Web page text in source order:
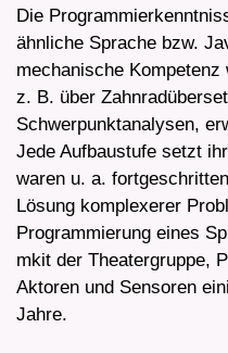
Die
ähnliche Sprache bzw.
mechanische
z. B. über
Schwerpunktanalysen,
Jede Aufbaustufe setzt
waren u. a.
Lösung komplexerer
Programmierung eines
mkit der Theatergruppe,
Aktoren und Sensoren
Jahre.